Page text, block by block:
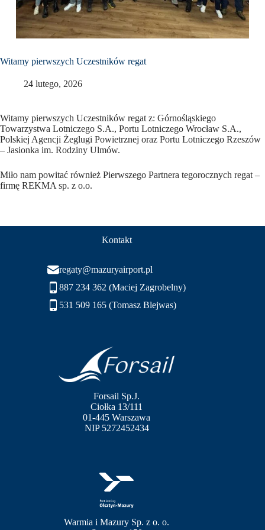
Witamy pierwszych Uczestników regat
24 lutego, 2026
Witamy pierwszych Uczestników regat z: Górnośląskiego
Towarzystwa Lotniczego S.A., Portu Lotniczego Wrocław S.A.,
Polskiej Agencji Żeglugi Powietrznej oraz Portu Lotniczego Rzeszów
– Jasionka im. Rodziny Ulmów.
Miło nam powitać również Pierwszego Partnera tegorocznych regat –
firmę REKMA sp. z o.o.
Kontakt
regaty@mazuryairport.pl
887 234 362 (Maciej Zagrobelny)
531 509 165 (Tomasz Blejwas)
Forsail Sp.J.
Ciołka 13/111
01-445 Warszawa
NIP 5272452434
Warmia i Mazury Sp. z o. o.